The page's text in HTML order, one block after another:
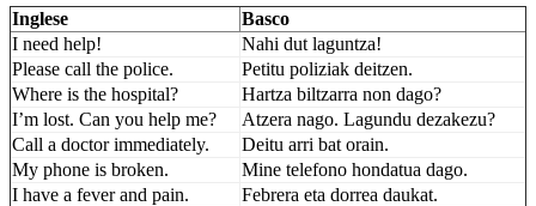
Inglese
Basco
I need help!
Nahi dut laguntza!
Please call the police.
Petitu poliziak deitzen.
Where is the hospital?
Hartza biltzarra non dago?
I’m lost. Can you help me?
Atzera nago. Lagundu dezakezu?
Call a doctor immediately.
Deitu arri bat orain.
My phone is broken.
Mine telefono hondatua dago.
I have a fever and pain.
Febrera eta dorrea daukat.